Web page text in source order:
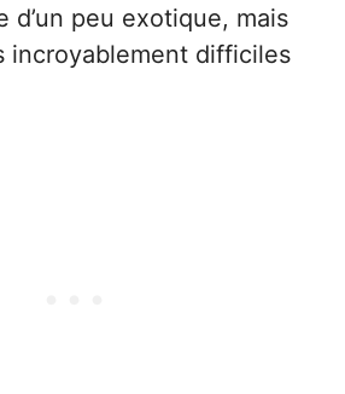
d’un peu exotique, mais
incroyablement difficiles